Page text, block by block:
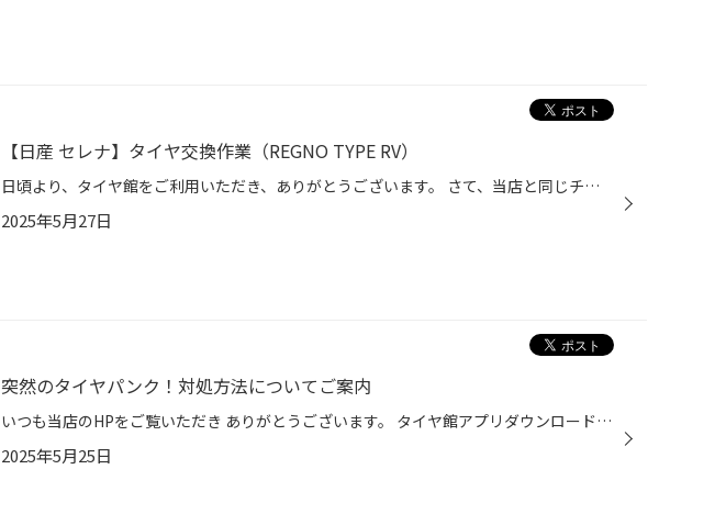
【日産 セレナ】タイヤ交換作業（REGNO TYPE RV）
日頃より、タイヤ館をご利用いただき、ありがとうございます。 さて、当店と同じチェーン店の近隣タイヤ館店舗で作業いたしましたタイヤ交換作業をご紹介します。 （WEB掲載をご快諾いただきましたお客様！大変感謝しております。いつもご愛顧いただき誠にありがとうございます！！） おクルマ：日...
2025年5月27日
突然のタイヤパンク！対処方法についてご案内
いつも当店のHPをご覧いただき ありがとうございます。 タイヤ館アプリダウンロードでお得にタイヤGET 詳しくはこちら 突然のタイヤパンク！どう対処しますか？ 今回は、お出かけ中に突然タイヤがパンクしてしまった時の 初期対応や対処法、お出かけ前の事前準備に関しての お話しをお出かけの流れ...
2025年5月25日